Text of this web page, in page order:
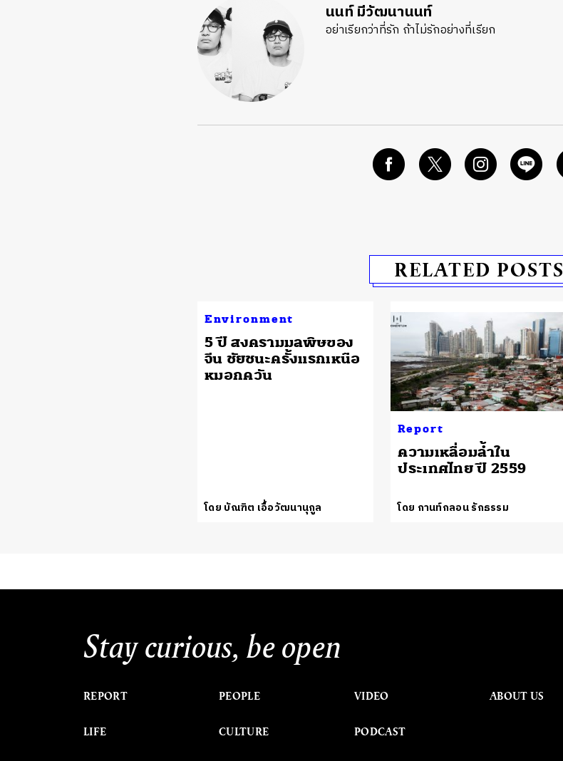
นนท์ มีวัฒนานนท์
อย่าเรียกว่าที่รัก ถ้าไม่รักอย่างที่เรียก
RELATED POSTS
Environment
5 ปี สงครามมลพิษของ
จีน ชัยชนะครั้งแรกเหนือ
หมอกควัน
โดย บัณฑิต เอื้อวัฒนานุกูล
Report
ความเหลื่อมล้ำใน
ประเทศไทย ปี 2559
โดย กานท์กลอน รักธรรม
Stay curious, be open
REPORT
LIFE
PEOPLE
CULTURE
VIDEO
PODCAST
ABOUT US